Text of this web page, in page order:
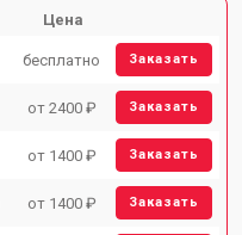
Цена
бесплатно Заказать
от 2400 ₽ Заказать
от 1400 ₽ Заказать
от 1400 ₽ Заказать